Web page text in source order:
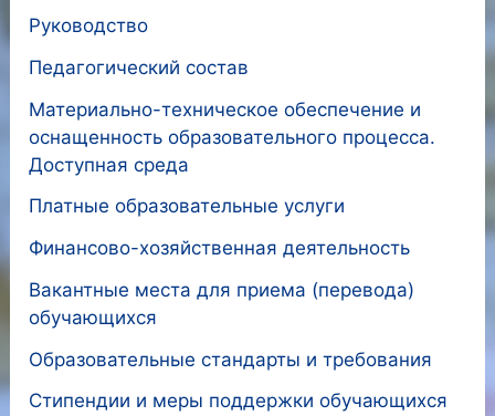
Руководство
Педагогический состав
Материально-техническое обеспечение и
оснащенность образовательного процесса.
Доступная среда
Платные образовательные услуги
Финансово-хозяйственная деятельность
Вакантные места для приема (перевода)
обучающихся
Образовательные стандарты и требования
Стипендии и меры поддержки обучающихся